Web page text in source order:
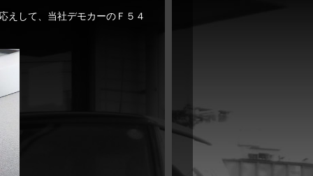
えして、当社デモカーのＦ５４